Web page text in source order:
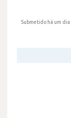
Submetido há um dia